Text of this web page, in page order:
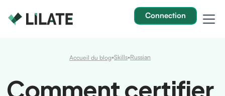
Connection
Accueil du blog•Skills•Russian
Comment certifier